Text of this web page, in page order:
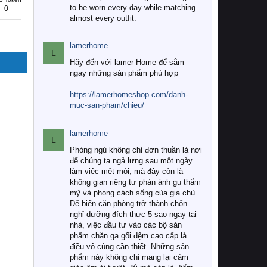
0
to be worn every day while matching
almost every outfit.
L
lamerhome
Hãy đến với lamer Home để sắm
ngay những sản phẩm phù hợp
https://lamerhomeshop.com/danh-
muc-san-pham/chieu/
L
lamerhome
Phòng ngủ không chỉ đơn thuần là nơi
để chúng ta ngả lưng sau một ngày
làm việc mệt mỏi, mà đây còn là
không gian riêng tư phản ánh gu thẩm
mỹ và phong cách sống của gia chủ.
Để biến căn phòng trở thành chốn
nghỉ dưỡng đích thực 5 sao ngay tại
nhà, việc đầu tư vào các bộ sản
phẩm chăn ga gối đệm cao cấp là
điều vô cùng cần thiết. Những sản
phẩm này không chỉ mang lại cảm